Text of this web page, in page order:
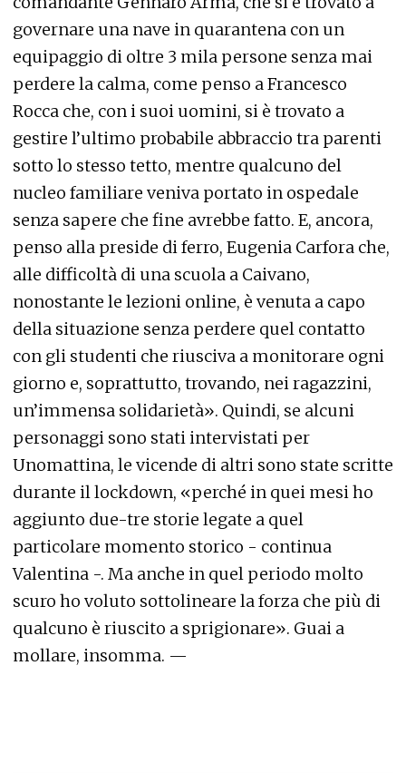
governare una nave in quarantena con un
equipaggio di oltre 3 mila persone senza mai
perdere la calma, come penso a Francesco
Rocca che, con i suoi uomini, si è trovato a
gestire l’ultimo probabile abbraccio tra parenti
sotto lo stesso tetto, mentre qualcuno del
nucleo familiare veniva portato in ospedale
senza sapere che fine avrebbe fatto. E, ancora,
penso alla preside di ferro, Eugenia Carfora che,
alle difficoltà di una scuola a Caivano,
nonostante le lezioni online, è venuta a capo
della situazione senza perdere quel contatto
con gli studenti che riusciva a monitorare ogni
giorno e, soprattutto, trovando, nei ragazzini,
un’immensa solidarietà». Quindi, se alcuni
personaggi sono stati intervistati per
Unomattina, le vicende di altri sono state scritte
durante il lockdown, «perché in quei mesi ho
aggiunto due-tre storie legate a quel
particolare momento storico - continua
Valentina -. Ma anche in quel periodo molto
scuro ho voluto sottolineare la forza che più di
qualcuno è riuscito a sprigionare». Guai a
mollare, insomma. —